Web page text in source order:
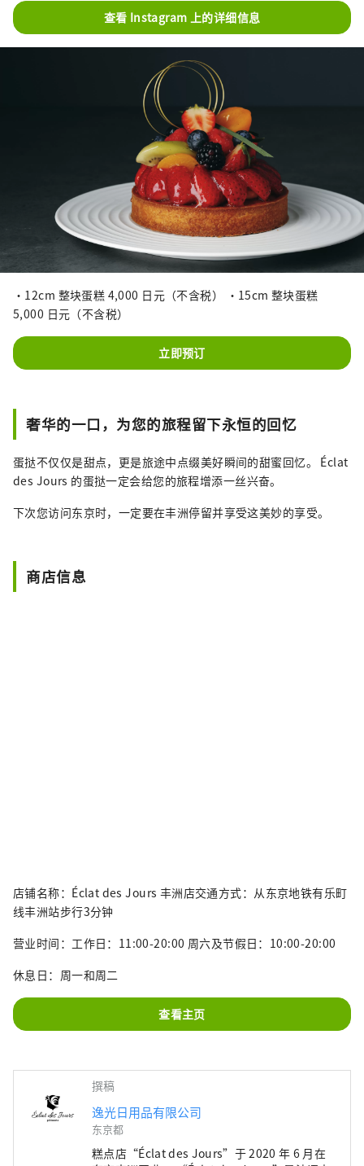
查看 Instagram 上的详细信息
・12cm 整块蛋糕 4,000 日元（不含税） ・15cm 整块蛋糕
5,000 日元（不含税）
立即预订
奢华的一口，为您的旅程留下永恒的回忆
蛋挞不仅仅是甜点，更是旅途中点缀美好瞬间的甜蜜回忆。 Éclat
des Jours 的蛋挞一定会给您的旅程增添一丝兴奋。
下次您访问东京时，一定要在丰洲停留并享受这美妙的享受。
商店信息
店铺名称：Éclat des Jours 丰洲店交通方式：从东京地铁有乐町
线丰洲站步行3分钟
营业时间：工作日：11:00-20:00 周六及节假日：10:00-20:00
休息日：周一和周二
查看主页
撰稿
逸光日用品有限公司
东京都
糕点店“Éclat des Jours”于 2020 年 6 月在